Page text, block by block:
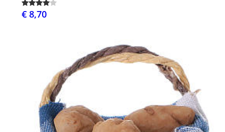
€ 8,70